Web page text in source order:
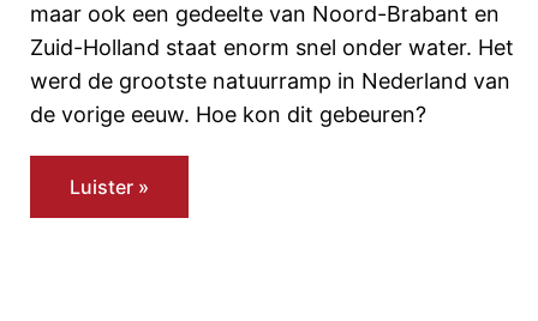
maar ook een gedeelte van Noord-Brabant en
Zuid-Holland staat enorm snel onder water. Het
werd de grootste natuurramp in Nederland van
de vorige eeuw. Hoe kon dit gebeuren?
Luister »